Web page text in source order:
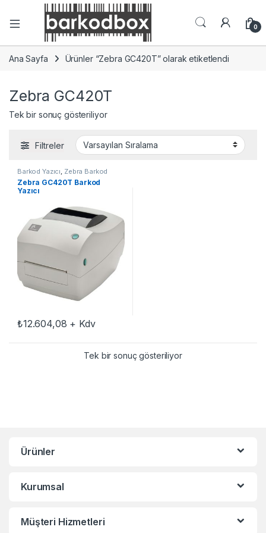
0
Ana Sayfa Ürünler “Zebra GC420T” olarak etiketlendi
Zebra GC420T
Tek bir sonuç gösteriliyor
Filtreler
Barkod Yazıcı Zebra Barkod
Zebra GC420T Barkod
Yazıcı
₺12.604,08 + Kdv
Tek bir sonuç gösteriliyor
Ürünler
Kurumsal
Müşteri Hizmetleri